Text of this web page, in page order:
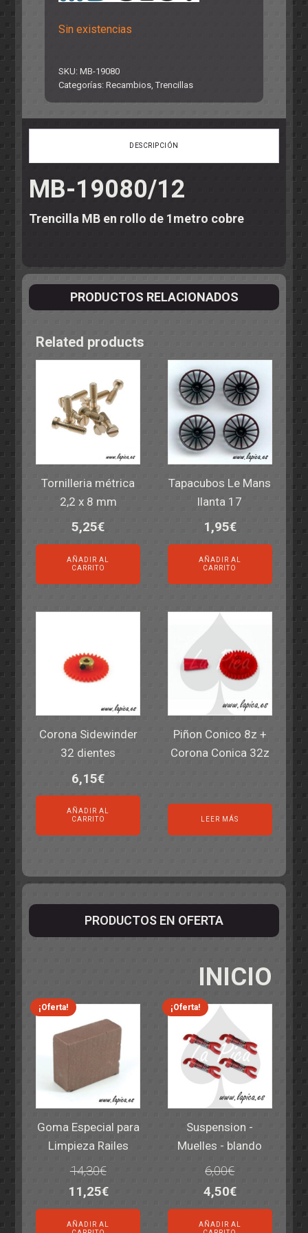
Sin existencias
SKU:MB-19080
Categorías:Recambios ,Trencillas
DESCRIPCIÓN
MB-19080/12
Trencilla MB en rollo de 1metro cobre
PRODUCTOS RELACIONADOS
Related products
Tornilleria métrica
2,2 x 8 mm
5,25€
AÑADIR AL
CARRITO
Tapacubos Le Mans
llanta 17
1,95€
AÑADIR AL
CARRITO
Corona Sidewinder
32 dientes
6,15€
AÑADIR AL
CARRITO
Piñon Conico 8z +
Corona Conica 32z
LEER MÁS
PRODUCTOS EN OFERTA
INICIO
¡Oferta!
Goma Especial para
Limpieza Railes
14,30€
El
precio
11,25€El
precio
AÑADIR AL
¡Oferta!
Suspension -
Muelles - blando
6,00€
El
precio
4,50€El
precio
AÑADIR AL